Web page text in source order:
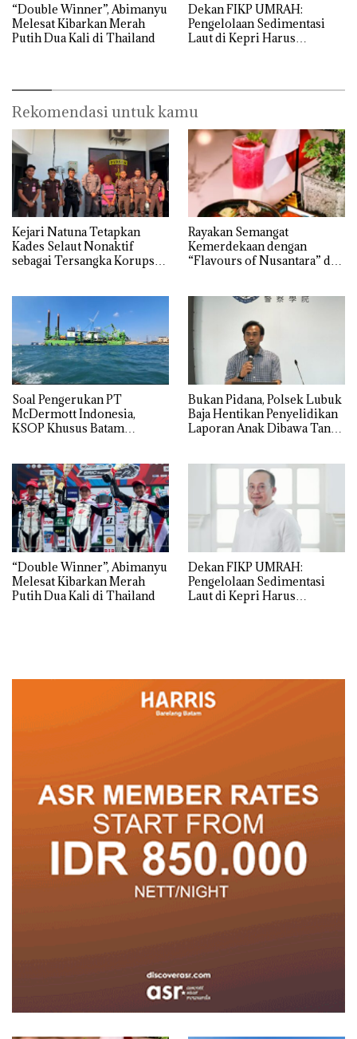
“Double Winner”, Abimanyu
Melesat Kibarkan Merah
Putih Dua Kali di Thailand
Dekan FIKP UMRAH:
Pengelolaan Sedimentasi
Laut di Kepri Harus
Rekomendasi untuk kamu
Kejari Natuna Tetapkan
Kades Selaut Nonaktif
sebagai Tersangka Korupsi
Rayakan Semangat
Kemerdekaan dengan
“Flavours of Nusantara” di
‎Soal Pengerukan PT
McDermott Indonesia,
KSOP Khusus Batam
Bukan Pidana, Polsek Lubuk
Baja Hentikan Penyelidikan
Laporan Anak Dibawa Tanpa
“Double Winner”, Abimanyu
Melesat Kibarkan Merah
Putih Dua Kali di Thailand
Dekan FIKP UMRAH:
Pengelolaan Sedimentasi
Laut di Kepri Harus